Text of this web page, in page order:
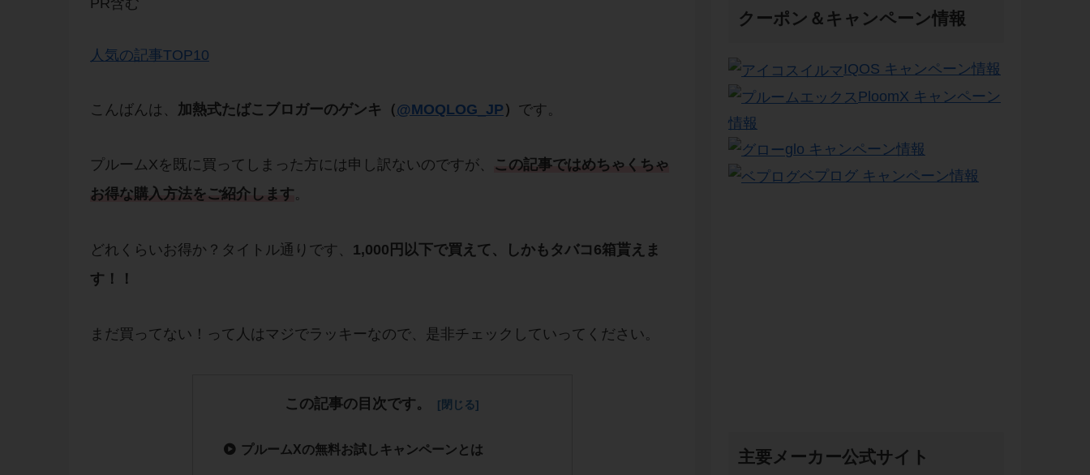
PR含む
人気の記事TOP10
こんばんは、 加熱式たばこブロガーのゲンキ（@MOQLOG_JP ） です。
プルームXを既に買ってしまった方には申し訳ないのですが、 この記事ではめちゃくちゃ
お得な 購入方法をご紹介 します。
どれくらいお得か？タイトル通りです、 1,000円以下で買えて、しかもタバコ6箱貰えま
す！！
まだ買ってない！って人はマジでラッキーなので、是非チェックしていってください。
この記事の目次です。
プルームXの無料お試しキャンペーンとは
クーポン＆キャンペーン情報
IQOS キャンペーン情報
PloomX キャンペーン
情報
glo キャンペーン情報
ベプログ キャンペーン情報
主要メーカー公式サイト